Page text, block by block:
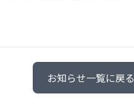
お知らせ一覧に戻る